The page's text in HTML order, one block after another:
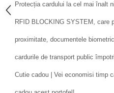
Protecția cardului la cel mai înalt
RFID BLOCKING SYSTEM, care
proximitate, documentele
cardurile de transport public
Cutie cadou | Vei economisi timp